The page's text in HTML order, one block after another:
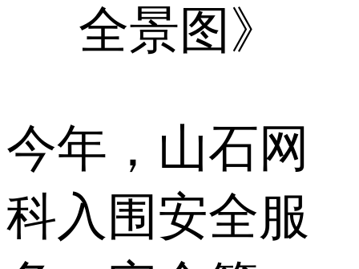
全景图》
今年，山石网
科入围安全服